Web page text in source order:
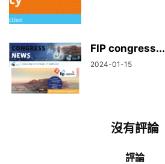
FIP congress...
2024-01-15
沒有評論
評論